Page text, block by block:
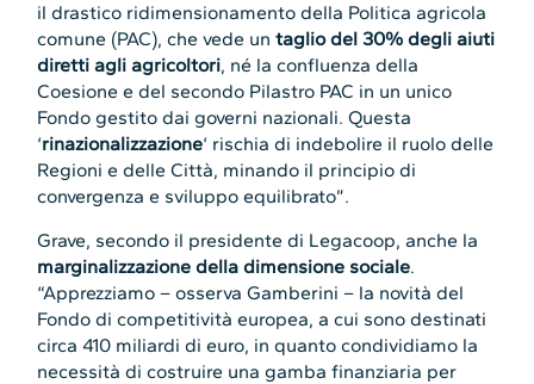
il drastico ridimensionamento della Politica agricola
comune (PAC), che vede untaglio del 30% degli aiuti
diretti agli agricoltori, né la confluenza della
Coesione e del secondo Pilastro PAC in un unico
Fondo gestito dai governi nazionali. Questa
‘rinazionalizzazione‘ rischia di indebolire il ruolo delle
Regioni e delle Città, minando il principio di
convergenza e sviluppo equilibrato”.
Grave, secondo il presidente di Legacoop, anche la
marginalizzazione della dimensione sociale.
“Apprezziamo – osserva Gamberini – la novità del
Fondo di competitività europea, a cui sono destinati
circa 410 miliardi di euro, in quanto condividiamo la
necessità di costruire una gamba finanziaria per